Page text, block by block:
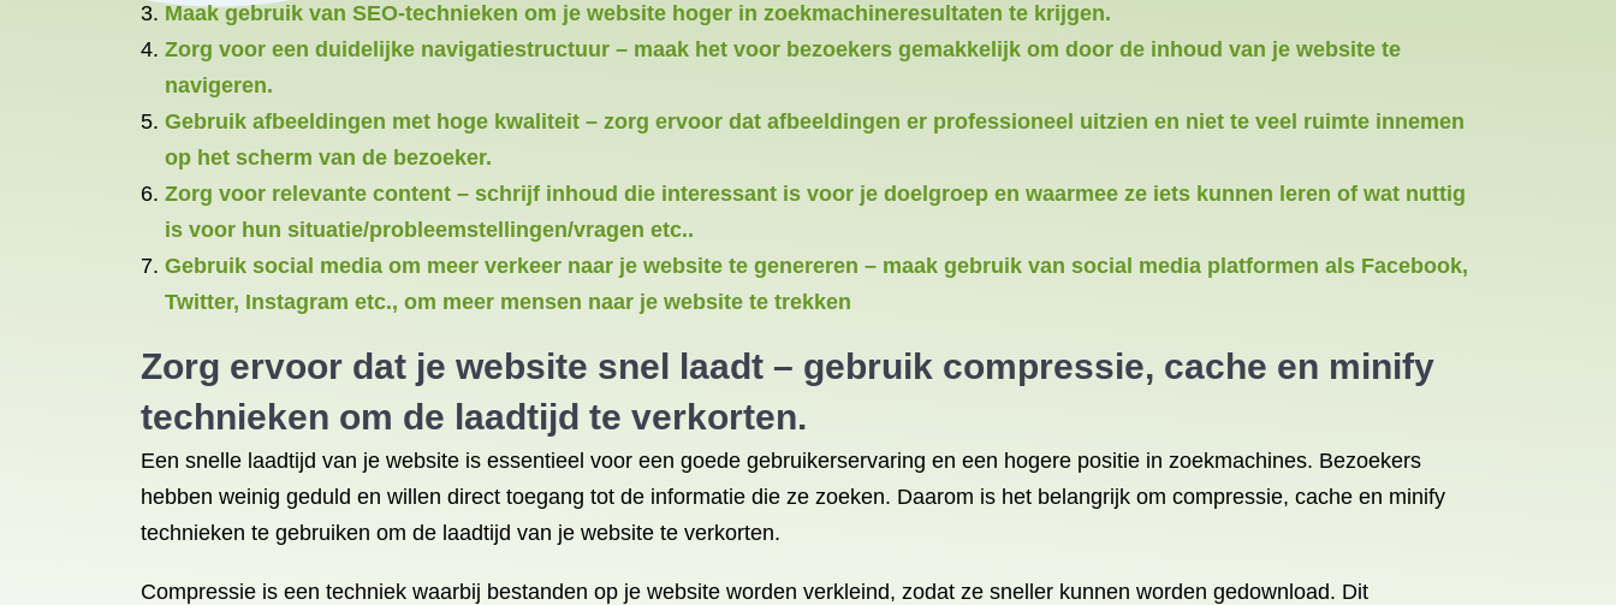
Maak gebruik van SEO-technieken om je website hoger in zoekmachineresultaten te krijgen.
Zorg voor een duidelijke navigatiestructuur – maak het voor bezoekers gemakkelijk om door de inhoud van je website te
navigeren.
Gebruik afbeeldingen met hoge kwaliteit – zorg ervoor dat afbeeldingen er professioneel uitzien en niet te veel ruimte innemen
op het scherm van de bezoeker.
Zorg voor relevante content – schrijf inhoud die interessant is voor je doelgroep en waarmee ze iets kunnen leren of wat nuttig
is voor hun situatie/probleemstellingen/vragen etc..
Gebruik social media om meer verkeer naar je website te genereren – maak gebruik van social media platformen als Facebook,
Twitter, Instagram etc., om meer mensen naar je website te trekken
Zorg ervoor dat je website snel laadt – gebruik compressie, cache en minify
technieken om de laadtijd te verkorten.
Een snelle laadtijd van je website is essentieel voor een goede gebruikerservaring en een hogere positie in zoekmachines. Bezoekers
hebben weinig geduld en willen direct toegang tot de informatie die ze zoeken. Daarom is het belangrijk om compressie, cache en minify
technieken te gebruiken om de laadtijd van je website te verkorten.
Compressie is een techniek waarbij bestanden op je website worden verkleind, zodat ze sneller kunnen worden gedownload. Dit